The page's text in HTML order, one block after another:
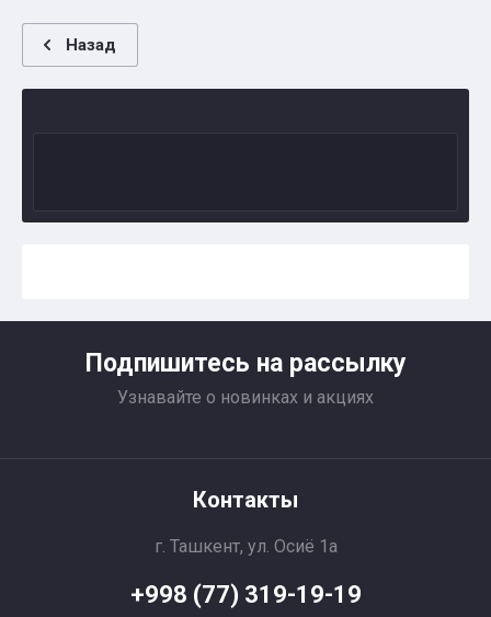
Назад
Подпишитесь на рассылку
Узнавайте о новинках и акциях
Контакты
г. Ташкент, ул. Осиё 1a
+998 (77) 319-19-19